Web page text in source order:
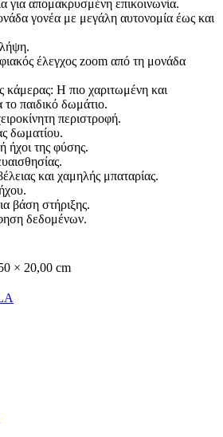
για απομακρυσμένη επικοινωνία.
γονέα με μεγάλη αυτονομία έως και
έλεγχος zoom από τη μονάδα
κάμερας: Η πιο χαριτωμένη και
το παιδικό δωμάτιο.
περιστροφή.
δωματίου.
ήχοι της φύσης.
και χαμηλής μπαταρίας.
βάση στήριξης.
δεδομένων.
× 20,00 cm